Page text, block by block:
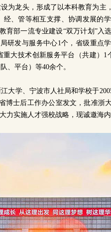
为龙头，形成了以本科教育为主
、管等相互支撑、协调发展的
育部一流专业建设“双万计划”入
研发与服务中心1个，省级重点
大技术创新服务平台（共建）
、平台）等40余个。
大学、宁波市人社局和学校于
博士后工作办公室发文，批准浙
力实施人才强校战略，现诚邀海